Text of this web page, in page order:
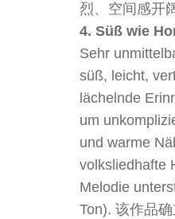
烈、空间感开
4. Süß wie
Sehr
süß, leicht,
lächelnde
um
und warme
volksliedhafte
Melodie
Ton). 该作品